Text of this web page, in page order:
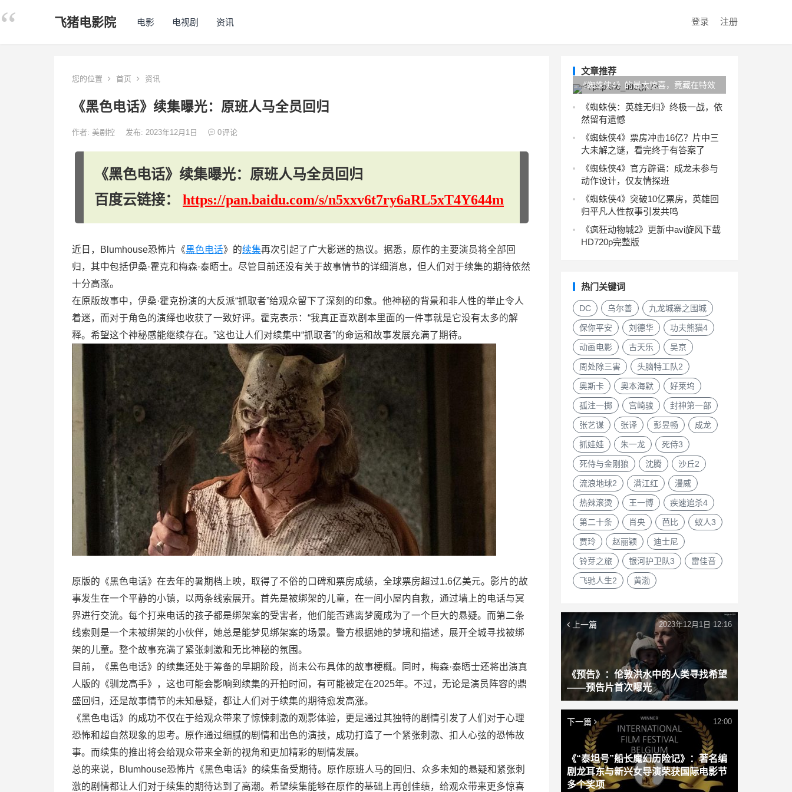
飞猪电影院 电影 电视剧 资讯 登录 注册
您的位置 首页 资讯
《黑色电话》续集曝光：原班人马全员回归
作者: 美剧控 发布: 2023年12月1日 0评论
《黑色电话》续集曝光：原班人马全员回归
百度云链接： https://pan.baidu.com/s/n5xxv6t7ry6aRL5xT4Y644m
近日，Blumhouse恐怖片《黑色电话》的续集再次引起了广大影迷的热议。据悉，原作的主要演员将全部回
归，其中包括伊桑·霍克和梅森·泰晤士。尽管目前还没有关于故事情节的详细消息，但人们对于续集的期待依然
十分高涨。
在原版故事中，伊桑·霍克扮演的大反派“抓取者”给观众留下了深刻的印象。他神秘的背景和非人性的举止令人
着迷，而对于角色的演绎也收获了一致好评。霍克表示：“我真正喜欢剧本里面的一件事就是它没有太多的解
释。希望这个神秘感能继续存在。”这也让人们对续集中“抓取者”的命运和故事发展充满了期待。
原版的《黑色电话》在去年的暑期档上映，取得了不俗的口碑和票房成绩，全球票房超过1.6亿美元。影片的故
事发生在一个平静的小镇，以两条线索展开。首先是被绑架的儿童，在一间小屋内自救，通过墙上的电话与冥
界进行交流。每个打来电话的孩子都是绑架案的受害者，他们能否逃离梦魇成为了一个巨大的悬疑。而第二条
线索则是一个未被绑架的小伙伴，她总是能梦见绑架案的场景。警方根据她的梦境和描述，展开全城寻找被绑
架的儿童。整个故事充满了紧张刺激和无比神秘的氛围。
目前，《黑色电话》的续集还处于筹备的早期阶段，尚未公布具体的故事梗概。同时，梅森·泰晤士还将出演真
人版的《驯龙高手》，这也可能会影响到续集的开拍时间，有可能被定在2025年。不过，无论是演员阵容的鼎
盛回归，还是故事情节的未知悬疑，都让人们对于续集的期待愈发高涨。
《黑色电话》的成功不仅在于给观众带来了惊悚刺激的观影体验，更是通过其独特的剧情引发了人们对于心理
恐怖和超自然现象的思考。原作通过细腻的剧情和出色的演技，成功打造了一个紧张刺激、扣人心弦的恐怖故
事。而续集的推出将会给观众带来全新的视角和更加精彩的剧情发展。
总的来说，Blumhouse恐怖片《黑色电话》的续集备受期待。原作原班人马的回归、众多未知的悬疑和紧张刺
激的剧情都让人们对于续集的期待达到了高潮。希望续集能够在原作的基础上再创佳绩，给观众带来更多惊喜
文章推荐
《蜘蛛侠4》的最大惊喜，竟藏在特效
与打戏之外！
《蜘蛛侠：英雄无归》终极一战，依
然留有遗憾
《蜘蛛侠4》票房冲击16亿？片中三
大未解之谜，看完终于有答案了
《蜘蛛侠4》官方辟谣：成龙未参与
动作设计，仅友情探班
《蜘蛛侠4》突破10亿票房，英雄回
归平凡人性叙事引发共鸣
《疯狂动物城2》更新中avi旋风下载
HD720p完整版
热门关键词
DC 乌尔善 九龙城寨之围城
保你平安 刘德华 功夫熊猫4
动画电影 古天乐 吴京
周处除三害 头脑特工队2
奥斯卡 奥本海默 好莱坞
孤注一掷 宫崎骏 封神第一部
张艺谋 张译 彭昱畅 成龙
抓娃娃 朱一龙 死侍3
死侍与金刚狼 沈腾 沙丘2
流浪地球2 满江红 漫威
热辣滚烫 王一博 疾速追杀4
第二十条 肖央 芭比 蚁人3
贾玲 赵丽颖 迪士尼
铃芽之旅 银河护卫队3 雷佳音
飞驰人生2 黄渤
上一篇
《预告》：伦敦洪水中的人类寻找希望
——预告片首次曝光
2023年12月1日 12:16
下一篇
《“泰坦号”船长魔幻历险记》：著名编
剧龙耳东与新兴女导演荣获国际电影节
多个奖项
12:00